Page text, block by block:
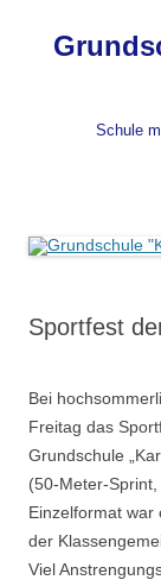
Schule
Sportfest
Bei
Freitag das
Grundschule
(50-Meter-
Einzelformat war
der
Viel